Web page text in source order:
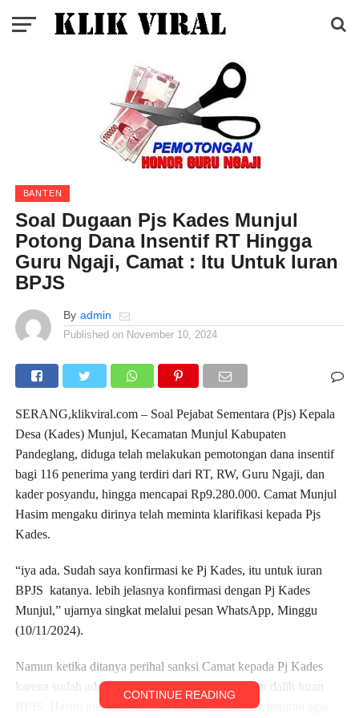
BANTEN
Soal Dugaan Pjs Kades Munjul
Potong Dana Insentif RT Hingga
Guru Ngaji, Camat : Itu Untuk Iuran
BPJS
By admin
Published on November 10, 2024
SERANG,klikviral.com – Soal Pejabat Sementara (Pjs) Kepala
Desa (Kades) Munjul, Kecamatan Munjul Kabupaten
Pandeglang, diduga telah melakukan pemotongan dana insentif
bagi 116 penerima yang terdiri dari RT, RW, Guru Ngaji, dan
kader posyandu, hingga mencapai Rp9.280.000. Camat Munjul
Hasim mengaku dirinya telah meminta klarifikasi kepada Pjs
Kades.
“iya ada. Sudah saya konfirmasi ke Pj Kades, itu untuk iuran
BPJS katanya. lebih jelasnya konfirmasi dengan Pj Kades
Munjul,” ujarnya singkat melalui pesan WhatsApp, Minggu
(10/11/2024).
Namun ketika ditanya perihal sanksi Camat kepada Pj Kades
karena sudah ada pengakuan pemotongan dengan dalih iuran
BPJS, Hasim mengaku dirinya telah memberikan teguran agar
CONTINUE READING